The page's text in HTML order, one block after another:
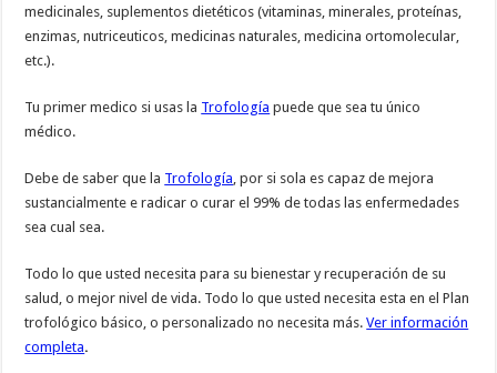
medicinales, suplementos dietéticos (vitaminas, minerales, proteínas,
enzimas, nutriceuticos, medicinas naturales, medicina ortomolecular,
etc.).
Tu primer medico si usas la Trofología puede que sea tu único
médico.
Debe de saber que la Trofología, por si sola es capaz de mejora
sustancialmente e radicar o curar el 99% de todas las enfermedades
sea cual sea.
Todo lo que usted necesita para su bienestar y recuperación de su
salud, o mejor nivel de vida. Todo lo que usted necesita esta en el Plan
trofológico básico, o personalizado no necesita más.Ver información
completa.